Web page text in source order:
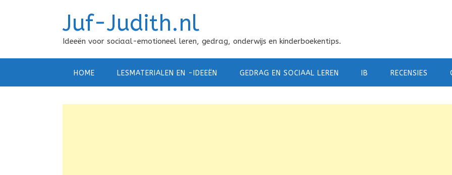
Juf-Judith.nl
Ideeën voor sociaal-emotioneel leren, gedrag, onderwijs en kinderboekentips.
HOME LESMATERIALEN EN -IDEEËN GEDRAG EN SOCIAAL LEREN IB RECENSIES